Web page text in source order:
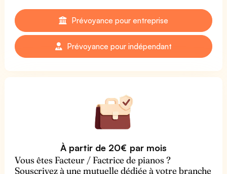
Prévoyance pour entreprise
Prévoyance pour indépendant
À partir de 20€ par mois
Vous êtes Facteur / Factrice de pianos ?
Souscrivez à une mutuelle dédiée à votre branche